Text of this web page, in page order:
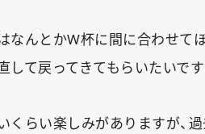
なんとかW杯に間に合わせて
して戻ってきてもらいたいで
くらい楽しみがありますが、